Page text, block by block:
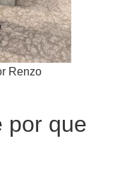
Renzo
por que